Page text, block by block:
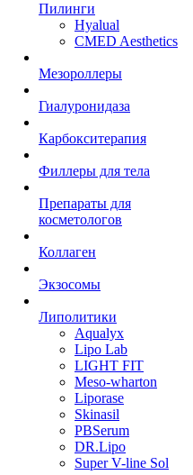
Пилинги
Hyalual
CMED Aesthetics
Мезороллеры
Гиалуронидаза
Карбокситерапия
Филлеры для тела
Препараты для
косметологов
Коллаген
Экзосомы
Липолитики
Aqualyx
Lipo Lab
LIGHT FIT
Meso-wharton
Liporase
Skinasil
PBSerum
DR.Lipo
Super V-line Sol